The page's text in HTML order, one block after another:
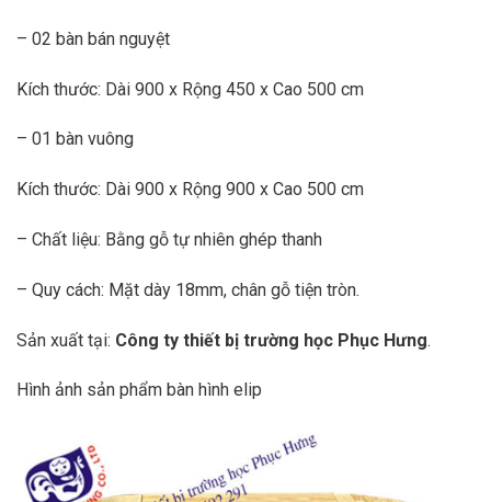
– 02 bàn bán nguyệt
Kích thước: Dài 900 x Rộng 450 x Cao 500 cm
– 01 bàn vuông
Kích thước: Dài 900 x Rộng 900 x Cao 500 cm
– Chất liệu: Bằng gỗ tự nhiên ghép thanh
– Quy cách: Mặt dày 18mm, chân gỗ tiện tròn.
Sản xuất tại: Công ty thiết bị trường học Phục Hưng.
Hình ảnh sản phẩm bàn hình elip